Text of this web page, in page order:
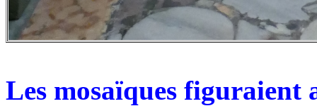
Les mosaïques figuraient